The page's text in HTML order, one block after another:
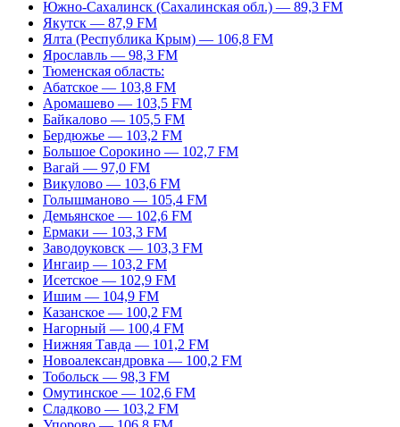
Южно-Сахалинск (Сахалинская обл.) — 89,3 FM
Якутск — 87,9 FM
Ялта (Республика Крым) — 106,8 FM
Ярославль — 98,3 FM
Тюменская область:
Абатское — 103,8 FM
Аромашево — 103,5 FM
Байкалово — 105,5 FM
Бердюжье — 103,2 FM
Большое Сорокино — 102,7 FM
Вагай — 97,0 FM
Викулово — 103,6 FM
Голышманово — 105,4 FM
Демьянское — 102,6 FM
Ермаки — 103,3 FM
Заводоуковск — 103,3 FM
Ингаир — 103,2 FM
Исетское — 102,9 FM
Ишим — 104,9 FM
Казанское — 100,2 FM
Нагорный — 100,4 FM
Нижняя Тавда — 101,2 FM
Новоалександровка — 100,2 FM
Тобольск — 98,3 FM
Омутинское — 102,6 FM
Сладково — 103,2 FM